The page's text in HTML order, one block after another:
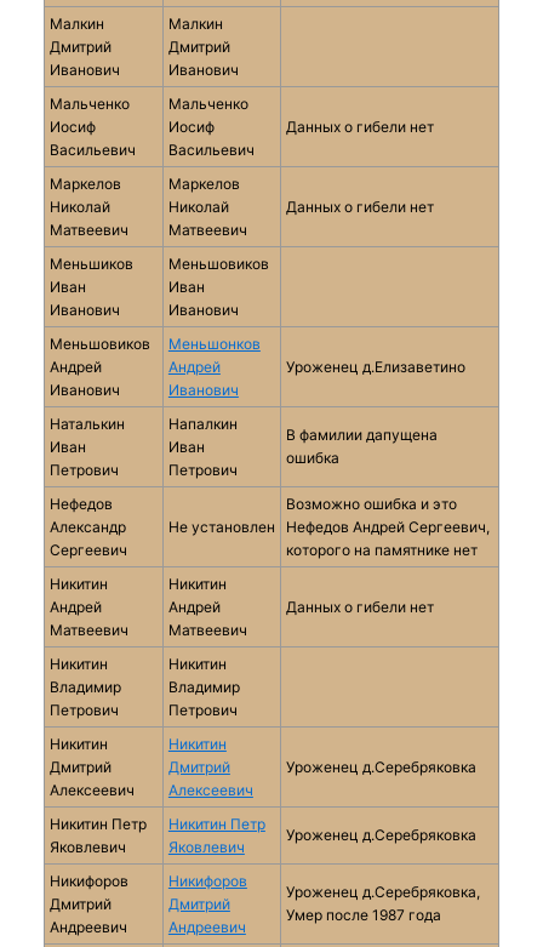
Малкин
Дмитрий
Иванович
Малкин
Дмитрий
Иванович
Мальченко
Иосиф
Васильевич
Мальченко
Иосиф
Васильевич
Данных о гибели нет
Маркелов
Николай
Матвеевич
Маркелов
Николай
Матвеевич
Данных о гибели нет
Меньшиков
Иван
Иванович
Меньшовиков
Иван
Иванович
Меньшовиков
Андрей
Иванович
Меньшонков
Андрей
Иванович
Уроженец д.Елизаветино
Наталькин
Иван
Петрович
Напалкин
Иван
Петрович
В фамилии дапущена
ошибка
Нефедов
Александр
Сергеевич
Не установлен
Возможно ошибка и это
Нефедов Андрей Сергеевич,
которого на памятнике нет
Никитин
Андрей
Матвеевич
Никитин
Андрей
Матвеевич
Данных о гибели нет
Никитин
Владимир
Петрович
Никитин
Владимир
Петрович
Никитин
Дмитрий
Алексеевич
Никитин
Дмитрий
Алексеевич
Уроженец д.Серебряковка
Никитин Петр
Яковлевич
Никитин Петр
Яковлевич
Уроженец д.Серебряковка
Никифоров
Дмитрий
Андреевич
Никифоров
Дмитрий
Андреевич
Уроженец д.Серебряковка,
Умер после 1987 года